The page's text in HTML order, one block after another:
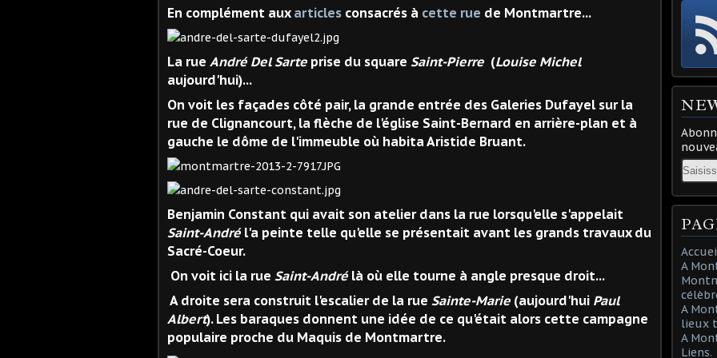
En complément aux articles consacrés à cette rue de Montmartre...
La rue André Del Sarte prise du square Saint-Pierre (Louise Michel
aujourd'hui)...
On voit les façades côté pair, la grande entrée des Galeries Dufayel sur la
rue de Clignancourt, la flèche de l'église Saint-Bernard en arrière-plan et à
gauche le dôme de l'immeuble où habita Aristide Bruant.
Benjamin Constant qui avait son atelier dans la rue lorsqu'elle s'appelait
Saint-Andrél'a peinte telle qu'elle se présentait avant les grands travaux du
Sacré-Coeur.
On voit ici la rue Saint-Andrélà où elle tourne à angle presque droit...
A droite sera construit l'escalier de la rue Sainte-Marie (aujourd'hui Paul
Albert). Les baraques donnent une idée de ce qu'était alors cette campagne
populaire proche du Maquis de Montmartre.
Email
A
A
lieux
A
Liens.